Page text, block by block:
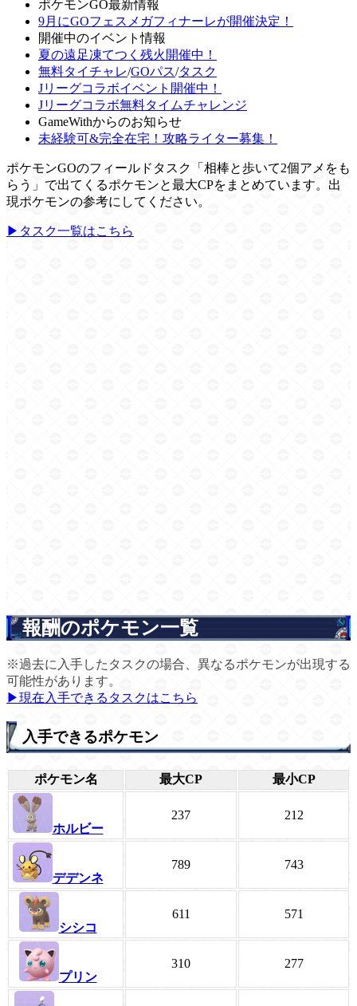
ポケモンGO最新情報
9月にGOフェスメガフィナーレが開催決定！
開催中のイベント情報
夏の遠足凍てつく残火開催中！
無料タイチャレ/GOパス/タスク
Jリーグコラボイベント開催中！
Jリーグコラボ無料タイムチャレンジ
GameWithからのお知らせ
未経験可&完全在宅！攻略ライター募集！
ポケモンGOのフィールドタスク「相棒と歩いて2個アメをも
らう」で出てくるポケモンと最大CPをまとめています。出
現ポケモンの参考にしてください。
▶タスク一覧はこちら
報酬のポケモン一覧
※過去に入手したタスクの場合、異なるポケモンが出現する
可能性があります。
▶現在入手できるタスクはこちら
入手できるポケモン
ポケモン名 最大CP 最小CP
ホルビー
237 212
デデンネ
789 743
シシコ
611 571
プリン
310 277